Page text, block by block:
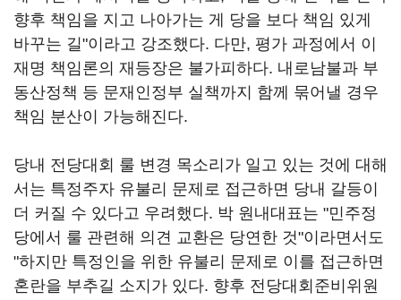
향후 책임을 지고 나아가는 게 당을 보다 책임 있게
바꾸는 길"이라고 강조했다. 다만, 평가 과정에서 이
재명 책임론의 재등장은 불가피하다. 내로남불과 부
동산정책 등 문재인정부 실책까지 함께 묶어낼 경우
책임 분산이 가능해진다.
당내 전당대회 룰 변경 목소리가 일고 있는 것에 대해
서는 특정주자 유불리 문제로 접근하면 당내 갈등이
더 커질 수 있다고 우려했다. 박 원내대표는 "민주정
당에서 룰 관련해 의견 교환은 당연한 것"이라면서도
"하지만 특정인을 위한 유불리 문제로 이를 접근하면
혼란을 부추길 소지가 있다. 향후 전당대회준비위원